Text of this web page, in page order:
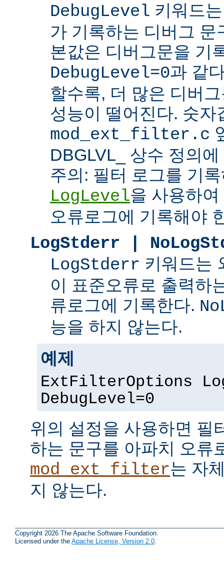
DebugLevel 키워드
가 기록하는 디버그 문
본값은 디버그문을 기
DebugLevel=0과 같
할수록, 더 많은 디버
성능이 떨어진다. 숫자
mod_ext_filter.c
DBGLVL_ 상수 정의
주의: 필터 로그를 기
LogLevel을 사용하
오류로그에 기록해야
LogStderr |
LogStderr 키워드는
이 표준오류로 출력하
류로그에 기록한다.
능을 하지 않는다.
예제
ExtFilterOptions
DebugLevel=0
위의 설정을 사용하면 필
하는 문구를 아파치 오류
mod_ext_filter는 자
지 않는다.
Copyright 2026 The Apache Software Foundation.
Licensed under the Apache License, Version 2.0.